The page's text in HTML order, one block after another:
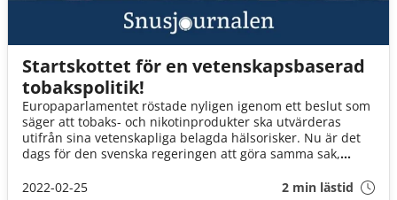
Startskottet för en vetenskapsbaserad
tobakspolitik!
Europaparlamentet röstade nyligen igenom ett beslut som
säger att tobaks- och nikotinprodukter ska utvärderas
utifrån sina vetenskapliga belagda hälsorisker. Nu är det
dags för den svenska regeringen att göra samma sak,
Warborn i ett debattinlägg i UNT.
2022-02-25 2 min lästid